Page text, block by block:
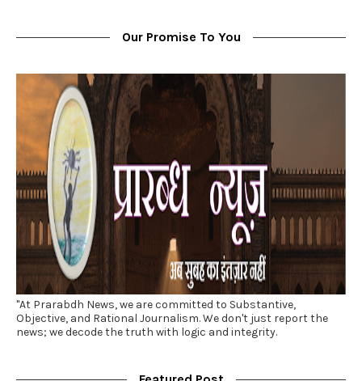
Our Promise To You
"At Prarabdh News, we are committed to Substantive,
Objective, and Rational Journalism. We don't just report the
news; we decode the truth with logic and integrity.